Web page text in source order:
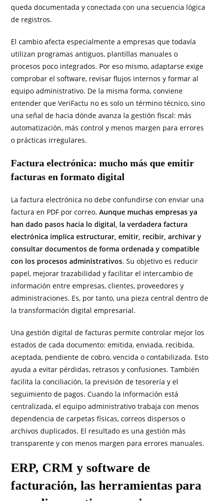
queda documentada y conectada con una secuencia lógica
de registros.
El cambio afecta especialmente a empresas que todavía
utilizan programas antiguos, plantillas manuales o
procesos poco integrados. Por eso mismo, adaptarse exige
comprobar el software, revisar flujos internos y formar al
equipo administrativo. De la misma forma, conviene
entender que VeriFactu no es solo un término técnico, sino
una señal de hacia dónde avanza la gestión fiscal: más
automatización, más control y menos margen para errores
o prácticas irregulares.
Factura electrónica: mucho más que emitir
facturas en formato digital
La factura electrónica no debe confundirse con enviar una
factura en PDF por correo.Aunque muchas empresas ya
han dado pasos hacia lo digital, la verdadera factura
electrónica implica estructurar, emitir, recibir, archivar y
consultar documentos de forma ordenada y compatible
con los procesos administrativos. Su objetivo es reducir
papel, mejorar trazabilidad y facilitar el intercambio de
información entre empresas, clientes, proveedores y
administraciones. Es, por tanto, una pieza central dentro de
la transformación digital empresarial.
Una gestión digital de facturas permite controlar mejor los
estados de cada documento: emitida, enviada, recibida,
aceptada, pendiente de cobro, vencida o contabilizada. Esto
ayuda a evitar pérdidas, retrasos y confusiones. También
facilita la conciliación, la previsión de tesorería y el
seguimiento de pagos. Cuando la información está
centralizada, el equipo administrativo trabaja con menos
dependencia de carpetas físicas, correos dispersos o
archivos duplicados. El resultado es una gestión más
transparente y con menos margen para errores manuales.
ERP, CRM y software de
facturación, las herramientas para